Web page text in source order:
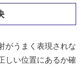
がうまく表現されな
しい位置にあるか確